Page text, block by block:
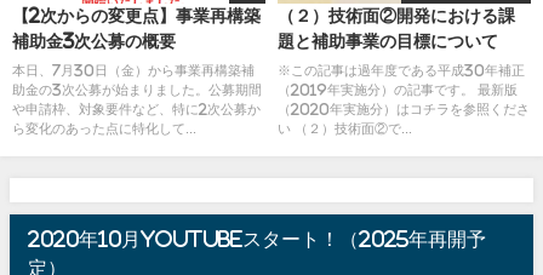
【2次からの変更点】事業再構築
補助金3次公募の概要
本日、7月30日（金）から事業再構築補
助金の3次公募が始まりました。公募期間
や申請枠、対象要件など、特に2次公募か
ら変化のあった点に特化して...
（２）技術面②開発における課
題と補助事業の目標について
※この記事は過年度である平成30年補正
（2019年実施分）の記事です。 最新版
（2020年実施分）はコチラを参照くださ
い （２）技術面②で...
2020年10月youtubeスタート！（2025年再開予
定）